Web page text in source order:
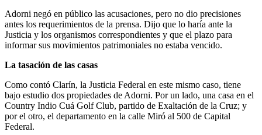
Adorni negó en público las acusaciones, pero no dio precisiones
antes los requerimientos de la prensa. Dijo que lo haría ante la
Justicia y los organismos correspondientes y que el plazo para
informar sus movimientos patrimoniales no estaba vencido.
La tasación de las casas
Como contó Clarín, la Justicia Federal en este mismo caso, tiene
bajo estudio dos propiedades de Adorni. Por un lado, una casa en el
Country Indio Cuá Golf Club, partido de Exaltación de la Cruz; y
por el otro, el departamento en la calle Miró al 500 de Capital
Federal.